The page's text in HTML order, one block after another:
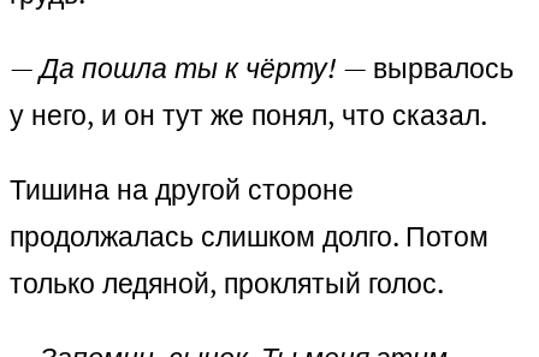
— Да пошла ты к чёрту! — вырвалось
у него, и он тут же понял, что сказал.
Тишина на другой стороне
продолжалась слишком долго. Потом
только ледяной, проклятый голос.